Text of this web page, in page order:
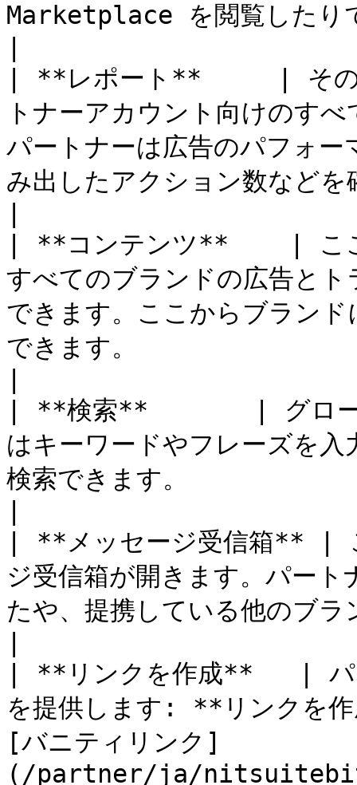
Marketplace を閲覧したり
| **レポート**     | その
トナーアカウント向けのす
パートナーは広告のパフォ
み出したアクション数などを
| **コンテンツ**    | ここ
すべてのブランドの広告と
できます。ここからブラン
できます。
| **検索**       | グローバ
はキーワードやフレーズを
検索できます。
| **メッセージ受信箱** |
ジ受信箱が開きます。パー
たや、提携している他のブ
| **リンクを作成**   | パ
を提供します: **リンクを
[バニティリンク]
(/partner/ja/